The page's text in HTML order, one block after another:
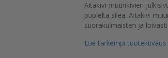
Aitakivi-muurikivien
puolelta sileä. Aitakivi-
suorakulmaisten ja
Lue tarkempi tuotekuvaus